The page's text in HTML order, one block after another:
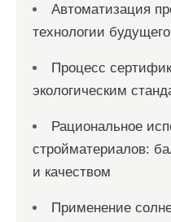
Автоматизация
технологии будущего
Процесс
экологическим
Рациональное
стройматериалов:
и качеством
Применение